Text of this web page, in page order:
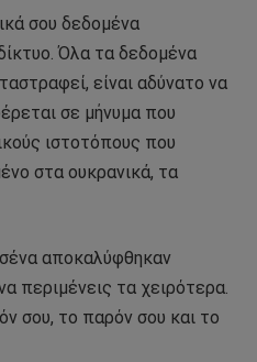
σου δεδομένα
Όλα τα δεδομένα
είναι αδύνατο να
σε μήνυμα που
ιστοτόπους που
στα ουκρανικά, τα
αποκαλύφθηκαν
περιμένεις τα χειρότερα.
σου, το παρόν σου και το